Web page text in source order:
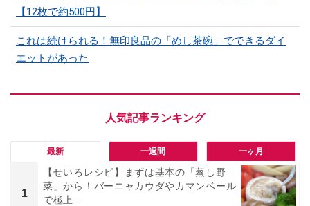
【12枚で約500円】
これは続けられる！無印良品の「めし茶碗」でできるダイ
エットがあった
最新 一週間 一ヶ月
1
【せいろレシピ】まずは基本の「蒸し野
菜」から！バーニャカウダやカマンベール
で極上...